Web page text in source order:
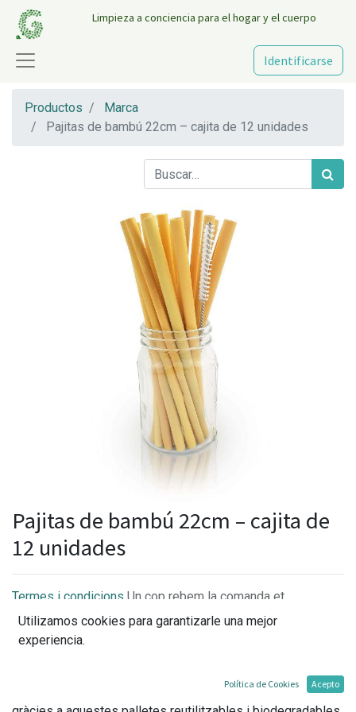
Limpieza a conciencia para el hogar y el cuerpo
Identificarse
Productos
Marca
Pajitas de bambú 22cm – cajita de 12 unidades
Pajitas de bambú 22cm – cajita de
12 unidades
Termes i condicions Un cop rebem la comanda et
confirmarem la disponibilitat i els terminis per l'entrega.
Gaudeix de batuts i còctels amb un toc natural i exòtic
Utilizamos cookies para garantizarle una mejor
experiencia.
Política de Cookies Acepto